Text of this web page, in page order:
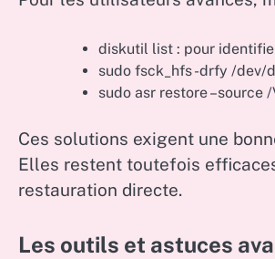
diskutil list : pour
sudo fsck_hfs -drfy /dev/
sudo asr restore –source
Ces solutions exigent une
Elles restent toutefois
restauration directe.
Les outils et astuces